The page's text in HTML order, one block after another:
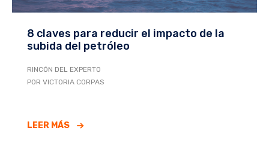
8 claves para reducir el impacto de la
subida del petróleo
RINCÓN DEL EXPERTO
POR VICTORIA CORPAS
LEER MÁS